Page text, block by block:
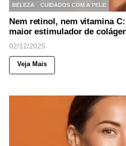
BELEZA
CUIDADOS COM A PELE
Nem retinol, nem vitamina
maior estimulador de
02/12/2025
Veja Mais